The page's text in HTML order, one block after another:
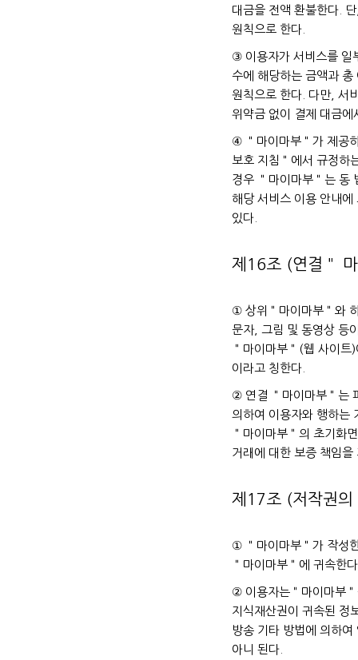
대금을 전액 환불한다.
원칙으로 한다.
③ 이용자가 서비스를 일
수에 해당하는 금액과
원칙으로 한다. 다만, 서
위약금 없이 결제 대금에
④ ＂마이마부＂가 제공
보호 지침＂에서 규정하
경우 ＂마이마부＂는 동
해당 서비스 이용 안내에
있다.
제16조 (연결＂
① 상위＂마이마부＂와
문자, 그림 및 동영상 등
＂마이마부＂(웹 사이
이라고 칭한다.
② 연결 ＂마이마부＂는
의하여 이용자와 행하는
＂마이마부＂의 초기화
거래에 대한 보증 책임을
제17조 (저작권의
① ＂마이마부＂가 작성
＂마이마부＂에 귀속한
② 이용자는＂마이마부
지식재산권이 귀속된 정
방송 기타 방법에 의하
아니 된다.